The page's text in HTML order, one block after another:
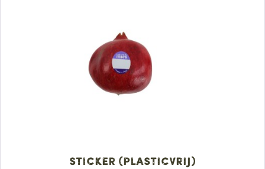
Sticker (plasticvrij)